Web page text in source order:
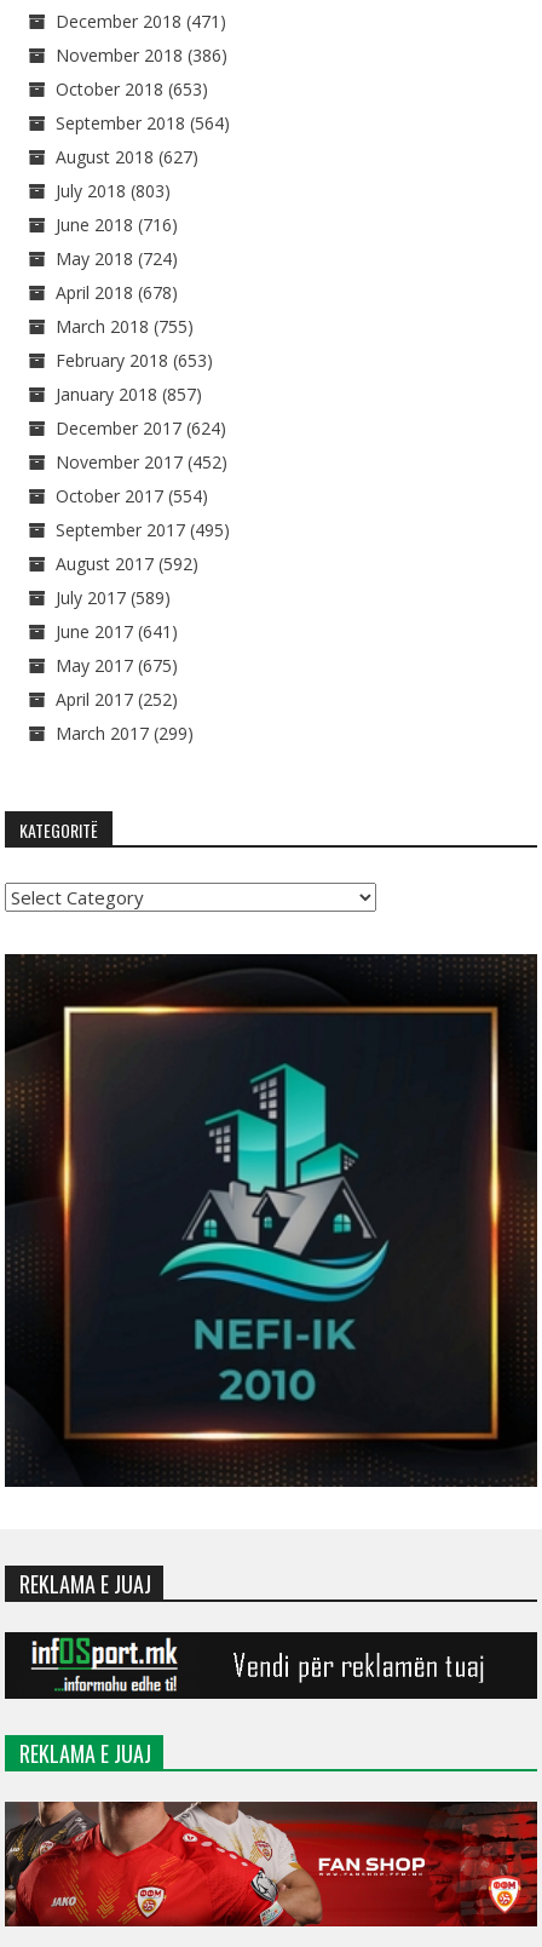
December 2018 (471)
November 2018 (386)
October 2018 (653)
September 2018 (564)
August 2018 (627)
July 2018 (803)
June 2018 (716)
May 2018 (724)
April 2018 (678)
March 2018 (755)
February 2018 (653)
January 2018 (857)
December 2017 (624)
November 2017 (452)
October 2017 (554)
September 2017 (495)
August 2017 (592)
July 2017 (589)
June 2017 (641)
May 2017 (675)
April 2017 (252)
March 2017 (299)
KATEGORITË
Kategoritë
REKLAMA E JUAJ
REKLAMA E JUAJ